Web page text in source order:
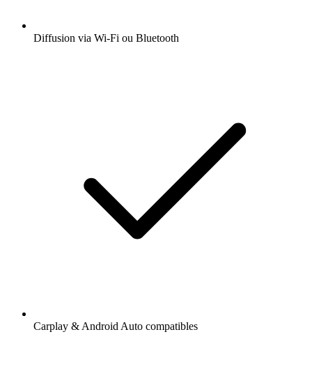
Diffusion via Wi-Fi ou Bluetooth
Carplay & Android Auto compatibles